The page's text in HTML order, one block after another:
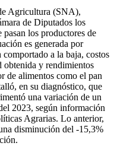
Agricultura (SNA),
de Diputados los
los productores de
es generada por
a la baja, costos
obtenida y rendimientos
de alimentos como el pan
en su diagnóstico, que
una variación de un
2023, según información
Agrarias. Lo anterior,
disminución del -15,3%